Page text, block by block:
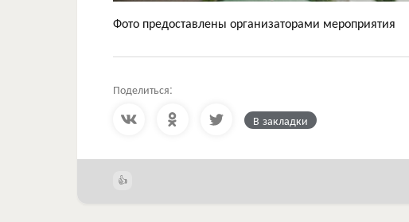
Фото предоставлены организаторами мероприятия
Поделиться:
В закладки